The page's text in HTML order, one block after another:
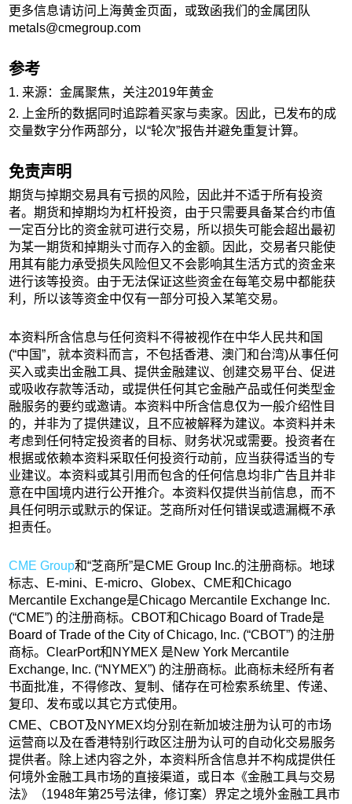
更多信息请访问上海黄金页面，或致函我们的金属团队
metals@cmegroup.com
参考
1. 来源：金属聚焦，关注2019年黄金
2. 上金所的数据同时追踪着买家与卖家。因此，已发布的成
交量数字分作两部分，以“轮次”报告并避免重复计算。
免责声明
期货与掉期交易具有亏损的风险，因此并不适于所有投资
者。期货和掉期均为杠杆投资，由于只需要具备某合约市值
一定百分比的资金就可进行交易，所以损失可能会超出最初
为某一期货和掉期头寸而存入的金额。因此，交易者只能使
用其有能力承受损失风险但又不会影响其生活方式的资金来
进行该等投资。由于无法保证这些资金在每笔交易中都能获
利，所以该等资金中仅有一部分可投入某笔交易。
本资料所含信息与任何资料不得被视作在中华人民共和国
(“中国”，就本资料而言，不包括香港、澳门和台湾)从事任何
买入或卖出金融工具、提供金融建议、创建交易平台、促进
或吸收存款等活动，或提供任何其它金融产品或任何类型金
融服务的要约或邀请。本资料中所含信息仅为一般介绍性目
的，并非为了提供建议，且不应被解释为建议。本资料并未
考虑到任何特定投资者的目标、财务状况或需要。投资者在
根据或依赖本资料采取任何投资行动前，应当获得适当的专
业建议。本资料或其引用而包含的任何信息均非广告且并非
意在中国境内进行公开推介。本资料仅提供当前信息，而不
具任何明示或默示的保证。芝商所对任何错误或遗漏概不承
担责任。
CME Group和“芝商所”是CME Group Inc.的注册商标。地球
标志、E-mini、E-micro、Globex、CME和Chicago
Mercantile Exchange是Chicago Mercantile Exchange Inc.
(“CME”) 的注册商标。CBOT和Chicago Board of Trade是
Board of Trade of the City of Chicago, Inc. (“CBOT”) 的注册
商标。ClearPort和NYMEX 是New York Mercantile
Exchange, Inc. (“NYMEX”) 的注册商标。此商标未经所有者
书面批准，不得修改、复制、储存在可检索系统里、传递、
复印、发布或以其它方式使用。
CME、CBOT及NYMEX均分别在新加坡注册为认可的市场
运营商以及在香港特别行政区注册为认可的自动化交易服务
提供者。除上述内容之外，本资料所含信息并不构成提供任
何境外金融工具市场的直接渠道，或日本《金融工具与交易
法》（1948年第25号法律，修订案）界定之境外金融工具市